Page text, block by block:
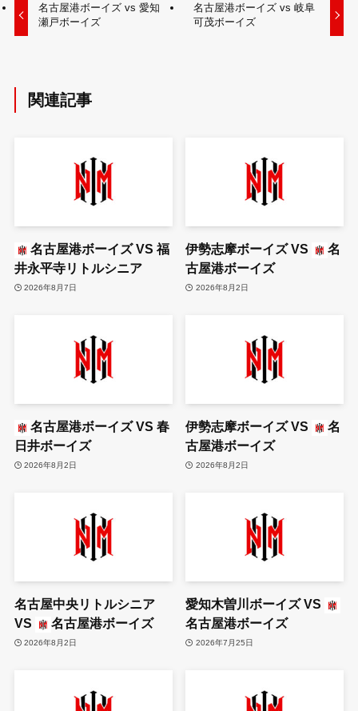
名古屋港ボーイズ vs 愛知
瀬戸ボーイズ
名古屋港ボーイズ vs 岐阜
可茂ボーイズ
関連記事
名古屋港ボーイズVS 福
井永平寺リトルシニア
2026年8月7日
伊勢志摩ボーイズVS
名
古屋港ボーイズ
2026年8月2日
名古屋港ボーイズVS 春
日井ボーイズ
2026年8月2日
伊勢志摩ボーイズVS
名
古屋港ボーイズ
2026年8月2日
名古屋中央リトルシニア
VS
名古屋港ボーイズ
2026年8月2日
愛知木曽川ボーイズVS
名古屋港ボーイズ
2026年7月25日